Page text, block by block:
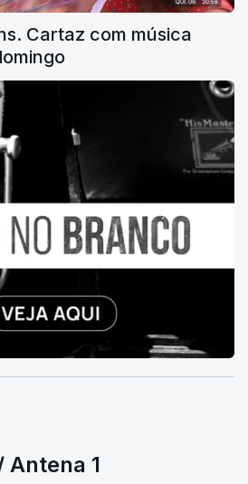
Cartaz com música
Antena 1